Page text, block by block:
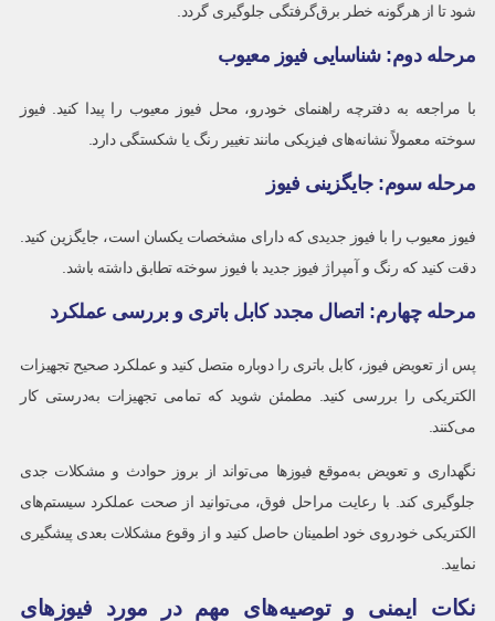
شود تا از هرگونه خطر برق‌گرفتگی جلوگیری گردد.
مرحله دوم: شناسایی فیوز معیوب
با مراجعه به دفترچه راهنمای خودرو، محل فیوز معیوب را پیدا کنید. فیوز
سوخته معمولاً نشانه‌های فیزیکی مانند تغییر رنگ یا شکستگی دارد.
مرحله سوم: جایگزینی فیوز
فیوز معیوب را با فیوز جدیدی که دارای مشخصات یکسان است، جایگزین کنید.
دقت کنید که رنگ و آمپراژ فیوز جدید با فیوز سوخته تطابق داشته باشد.
مرحله چهارم: اتصال مجدد کابل باتری و بررسی عملکرد
پس از تعویض فیوز، کابل باتری را دوباره متصل کنید و عملکرد صحیح تجهیزات
الکتریکی را بررسی کنید. مطمئن شوید که تمامی تجهیزات به‌درستی کار
می‌کنند.
نگهداری و تعویض به‌موقع فیوزها می‌تواند از بروز حوادث و مشکلات جدی
جلوگیری کند. با رعایت مراحل فوق، می‌توانید از صحت عملکرد سیستم‌های
الکتریکی خودروی خود اطمینان حاصل کنید و از وقوع مشکلات بعدی پیشگیری
نمایید.
نکات ایمنی و توصیه‌های مهم در مورد فیوزهای